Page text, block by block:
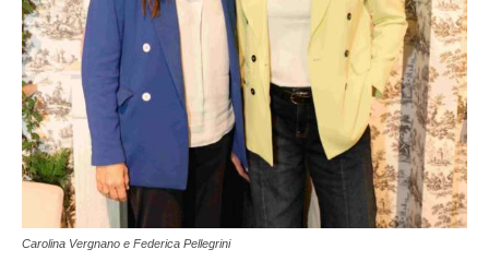
Carolina Vergnano e Federica Pellegrini